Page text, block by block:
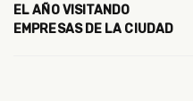
EL AÑO VISITANDO
EMPRESAS DE LA CIUDAD